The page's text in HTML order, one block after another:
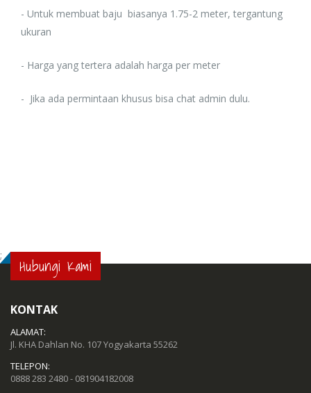
- Untuk membuat baju biasanya 1.75-2 meter, tergantung
ukuran
- Harga yang tertera adalah harga per meter
- Jika ada permintaan khusus bisa chat admin dulu.
; Hubungi Kami
KONTAK
ALAMAT:
Jl. KHA Dahlan No. 107 Yogyakarta 55262
TELEPON:
0888 283 2480 - 081904182008